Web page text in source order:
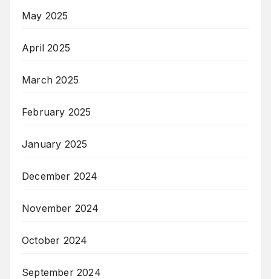
May 2025
April 2025
March 2025
February 2025
January 2025
December 2024
November 2024
October 2024
September 2024